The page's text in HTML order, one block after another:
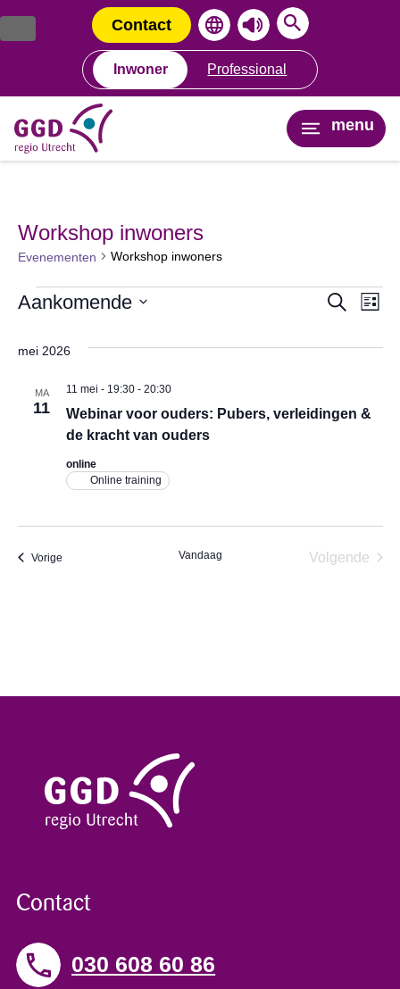
naar
de
naar
de
Contact
Inwoner Professional
menu
Workshop inwoners
Evenementen Workshop inwoners
Evenementen Zoeken
Lijst
Aankomende
datum.
mei 2026
MA
11
Webinar voor ouders: Pubers, verleidingen &
de kracht van ouders
11 mei - 19:30- 20:30
online
Online training
VorigeEvenementen Vandaag
Volgende
Contact
030 608 60 86